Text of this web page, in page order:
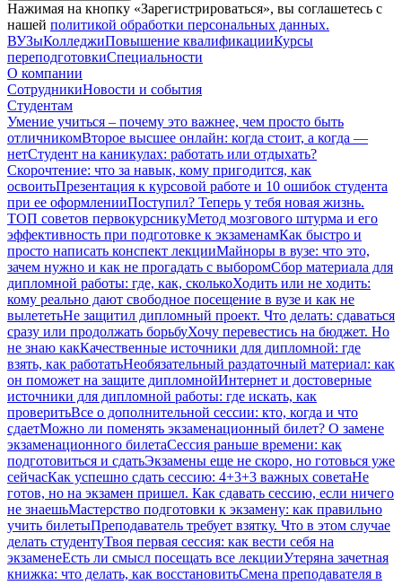
Нажимая на кнопку «Зарегистрироваться», вы соглашетесь с
нашей политикой обработки персональных данных.
ВУЗыКолледжиПовышение квалификацииКурсы
переподготовкиСпециальности
О компании
СотрудникиНовости и события
Студентам
Умение учиться – почему это важнее, чем просто быть
отличникомВторое высшее онлайн: когда стоит, а когда —
нетСтудент на каникулах: работать или отдыхать?
Скорочтение: что за навык, кому пригодится, как
освоитьПрезентация к курсовой работе и 10 ошибок студента
при ее оформленииПоступил? Теперь у тебя новая жизнь.
ТОП советов первокурсникуМетод мозгового штурма и его
эффективность при подготовке к экзаменамКак быстро и
просто написать конспект лекцииМайноры в вузе: что это,
зачем нужно и как не прогадать с выборомСбор материала для
дипломной работы: где, как, сколькоХодить или не ходить:
кому реально дают свободное посещение в вузе и как не
вылететьНе защитил дипломный проект. Что делать: сдаваться
сразу или продолжать борьбуХочу перевестись на бюджет. Но
не знаю какКачественные источники для дипломной: где
взять, как работатьНеобязательный раздаточный материал: как
он поможет на защите дипломнойИнтернет и достоверные
источники для дипломной работы: где искать, как
проверитьВсе о дополнительной сессии: кто, когда и что
сдаетМожно ли поменять экзаменационный билет? О замене
экзаменационного билетаСессия раньше времени: как
подготовиться и сдатьЭкзамены еще не скоро, но готовься уже
сейчасКак успешно сдать сессию: 4+3+3 важных советаНе
готов, но на экзамен пришел. Как сдавать сессию, если ничего
не знаешьМастерство подготовки к экзамену: как правильно
учить билетыПреподаватель требует взятку. Что в этом случае
делать студентуТвоя первая сессия: как вести себя на
экзаменеЕсть ли смысл посещать все лекцииУтеряна зачетная
книжка: что делать, как восстановитьСмена преподавателя в